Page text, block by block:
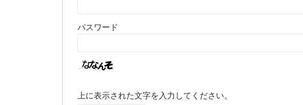
パスワード
上に表示された文字を入力してください。